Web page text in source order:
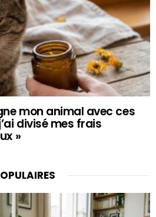
mon animal avec ces
divisé mes frais
»